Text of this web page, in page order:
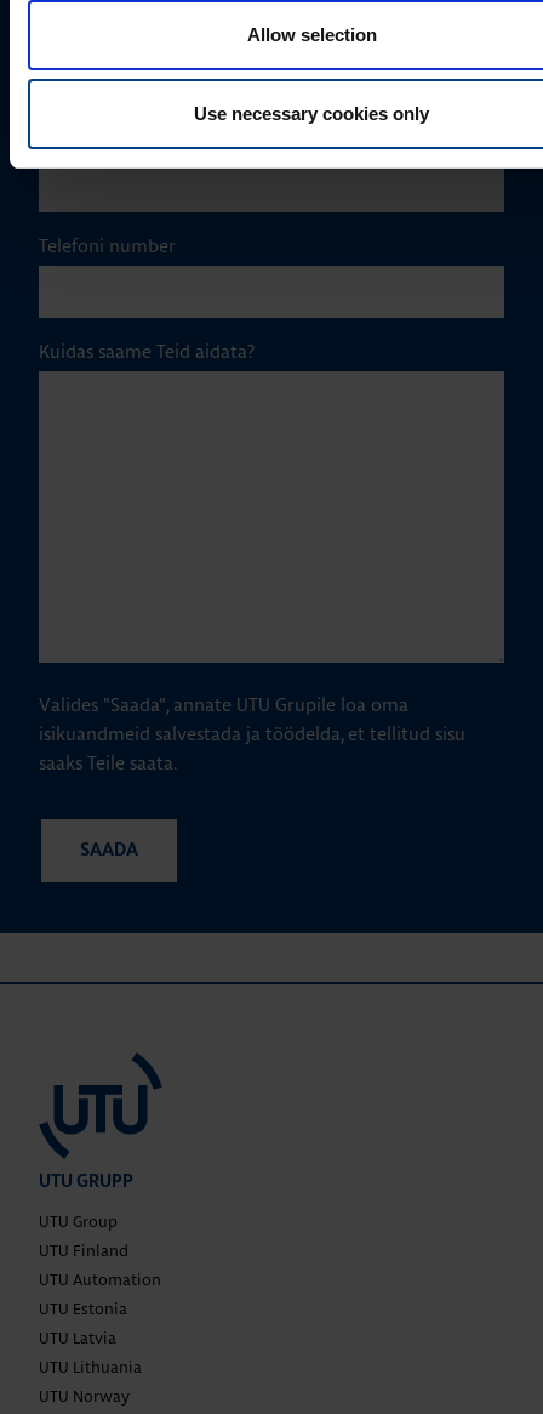
Allow selection
Use necessary cookies only
Telefoni number
Kuidas saame Teid aidata?
Valides "Saada", annate UTU Grupile loa oma
isikuandmeid salvestada ja töödelda, et tellitud sisu
saaks Teile saata.
UTU GRUPP
UTU Group
UTU Finland
UTU Automation
UTU Estonia
UTU Latvia
UTU Lithuania
UTU Norway